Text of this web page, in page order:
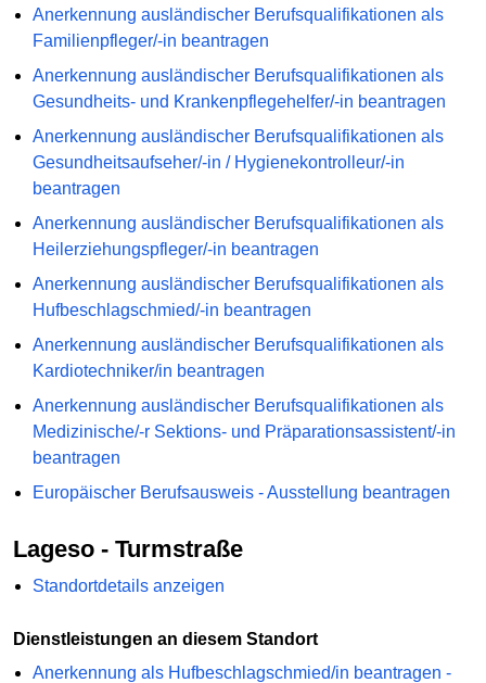
Anerkennung ausländischer Berufsqualifikationen als
Familienpfleger/-in beantragen
Anerkennung ausländischer Berufsqualifikationen als
Gesundheits- und Krankenpflegehelfer/-in beantragen
Anerkennung ausländischer Berufsqualifikationen als
Gesundheitsaufseher/-in / Hygienekontrolleur/-in
beantragen
Anerkennung ausländischer Berufsqualifikationen als
Heilerziehungspfleger/-in beantragen
Anerkennung ausländischer Berufsqualifikationen als
Hufbeschlagschmied/-in beantragen
Anerkennung ausländischer Berufsqualifikationen als
Kardiotechniker/in beantragen
Anerkennung ausländischer Berufsqualifikationen als
Medizinische/-r Sektions- und Präparationsassistent/-in
beantragen
Europäischer Berufsausweis - Ausstellung beantragen
Lageso - Turmstraße
Standortdetails anzeigen
Dienstleistungen an diesem Standort
Anerkennung als Hufbeschlagschmied/in beantragen -